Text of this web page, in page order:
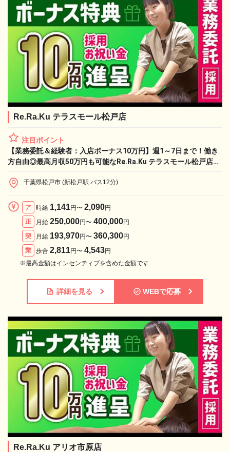
Re.Ra.Ku テラスモール松戸店
注目ポイント
【業務委託＆経験者：入店ボーナス10万円】週1～7日まで！働き
方自由◎最高月収50万円も可能なRe.Ra.Ku テラスモール松戸店
千葉県松戸市 (新松戸駅 バス12分)
ア 時給 1,141円〜 2,090円
正
月給 250,000円〜 400,000円
契
月給 193,970円〜 360,300円
業
歩合 2,811円〜 4,543円
※最高金額はインセンティブを含めた金額です
詳細を見る WEBで応募
Re.Ra.Ku アリオ市原店